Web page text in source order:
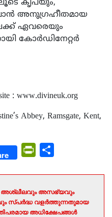
കൃപയും,
അനുഗ്രഹീതമായ
ഏവരെയും
കോർഡിനേറ്റർ
: www.divineuk.org
Abbey, Ramsgate, Kent,
PrintFriendly
അശ്ലീലവും അസഭ്യവും
സ്പർദ്ധ വളർത്തുന്നതുമായ
അധിക്ഷേപങ്ങൾ